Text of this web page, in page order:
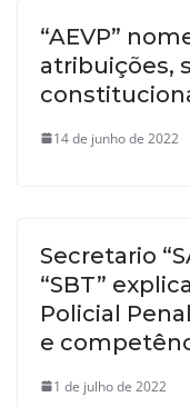
“AEVP”
atribuições,
14 de junho de 2022
Secretario
“SBT”
Policial
e
1 de julho de 2022